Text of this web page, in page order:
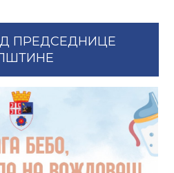
ПРЕДСЕДНИЦЕ